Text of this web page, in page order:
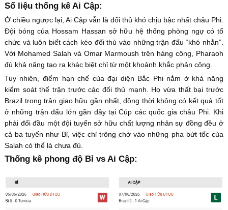
Số liệu thống kê Ai Cập:
Ở chiều ngược lại, Ai Cập vẫn là đối thủ khó chịu bậc nhất châu Phi.
Đội bóng của Hossam Hassan sở hữu hệ thống phòng ngự có tổ
chức và luôn biết cách kéo đối thủ vào những trận đấu “khó nhằn”.
Với Mohamed Salah và Omar Marmoush trên hàng công, Pharaoh
đủ khả năng tạo ra khác biệt chỉ từ một khoảnh khắc phản công.
Tuy nhiên, điểm hạn chế của đại diện Bắc Phi nằm ở khả năng
kiểm soát thế trận trước các đối thủ mạnh. Họ vừa thất bại trước
Brazil trong trận giao hữu gần nhất, đồng thời không có kết quả tốt
ở những trận đấu lớn gần đây tại Cúp các quốc gia châu Phi. Khi
phải đối đầu một đội tuyển sở hữu chất lượng nhân sự đồng đều ở
cả ba tuyến như Bỉ, việc chỉ trông chờ vào những pha bứt tốc của
Salah có thể là chưa đủ.
Thống kê phong độ Bỉ vs Ai Cập: